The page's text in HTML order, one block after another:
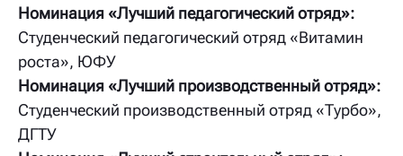
Номинация «Лучший педагогический отряд»:
Студенческий педагогический отряд «Витамин
роста», ЮФУ
Номинация «Лучший производственный отряд»:
Студенческий производственный отряд «Турбо»,
ДГТУ